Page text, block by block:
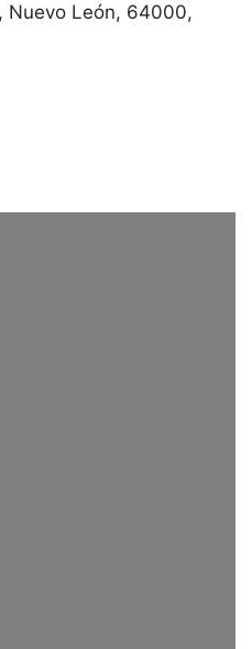
Nuevo León 64000